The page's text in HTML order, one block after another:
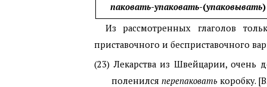
паковать-упаковать-(упаковывать)
Из рассмотренных глаголов
приставочного и бесприставочного
(23) Лекарства из Швейцарии, очень
поленилсяперепаковать коробку.